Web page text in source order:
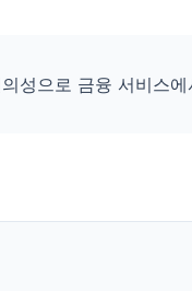
성으로 금융 서비스